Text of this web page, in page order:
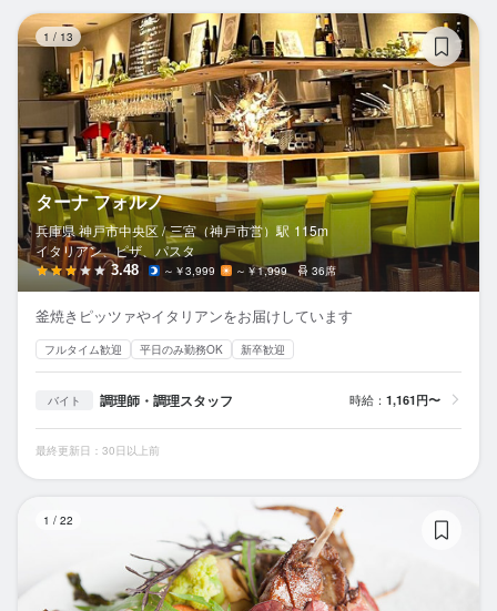
1 / 13
ターナ フォルノ
兵庫県 神戸市中央区 / 三宮（神戸市営） 駅 115m
イタリアン、ピザ、パスタ
3.48 ～￥3,999 ～￥1,999 36席
釜焼きピッツァやイタリアンをお届けしています
フルタイム歓迎 平日のみ勤務OK 新卒歓迎
バイト 調理師・調理スタッフ 時給： 1,161円〜
最終更新日：30日以上前
1 / 22